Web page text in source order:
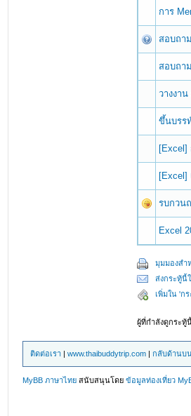
การ
สอบถา
สอบถา
วางงา
ขึ้นบรร
[Excel]
รบกวน
Excel
มุมมองสำ
ส่งกระทู้นี้
เพิ่มใน 'ก
ผู้ที่กำลังดูกระทู้
ติดต่อเรา |www.thaibuddytrip.com |กลับด้านบ
MyBB ภาษาไทย สนับสนุนโดยข้อมูลท่องเที่ยว